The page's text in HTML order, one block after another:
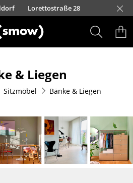
Lorettostraße 28smow Essen
smow Frankfurt
smow Freiburg
smow Hamburg
smow Hannover
smow Kempten
smow Köln
smow Konstanz
smow Leipzig
smow Solothurn
smow Mainz
smow München
smow Nürnberg
smow Schwarzwald
smow Stuttgart
& Liegen
Sitzmöbel Bänke & Liegen